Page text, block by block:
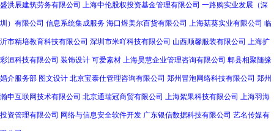
盛洪辰建筑劳务有限公司 上海中伦股权投资基金管理有限公司 一路购实业发展（深
圳）有限公司 信息系统集成服务 海口煜美尔百货有限公司 上海菇葵实业有限公司 临
沂市精培教育科技有限公司 深圳市米吖科技有限公司 山西顺馨服装有限公司 上海扩
彩洹科技有限公司 装饰设计 可爱素材 上海昊慧企业管理咨询有限公司 郫县相聚随缘
婚介服务部 图文设计 北京宝泰仕管理咨询有限公司 郑州冒泡网络科技有限公司 郑州
瀚申互联网技术有限公司 北京通瑞冠商贸有限公司 上海絮果科技有限公司 上海羽海
投资管理有限公司 网络与信息安全软件开发 广东银信数据科技有限公司 艺名传媒有